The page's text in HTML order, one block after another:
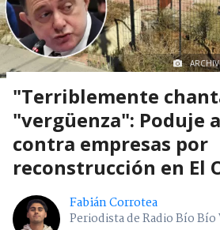
"Terriblemente
"vergüenza": Poduje
contra empresas por
reconstrucción en El
Fabián Corrotea
Periodista de Radio Bío Bío